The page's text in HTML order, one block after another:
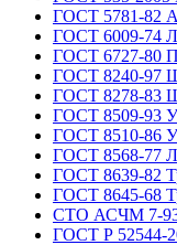
ГОСТ 5781-82
ГОСТ 6009-74
ГОСТ 6727-80
ГОСТ 8240-97
ГОСТ 8278-83
ГОСТ 8509-93
ГОСТ 8510-86
ГОСТ 8568-77
ГОСТ 8639-82
ГОСТ 8645-68
СТО АСЧМ 7-93
ГОСТ Р 52544-